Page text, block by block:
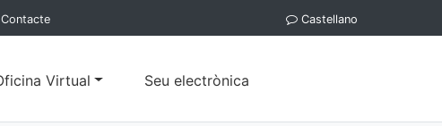
Contacte Castellano
Virtual Seu electrònica